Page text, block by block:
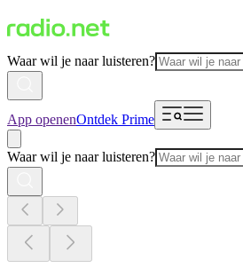
Waar wil je naar luisteren?
App openenOntdek Prime
Waar wil je naar luisteren?